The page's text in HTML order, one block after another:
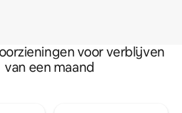
voor verblijven
van een maand